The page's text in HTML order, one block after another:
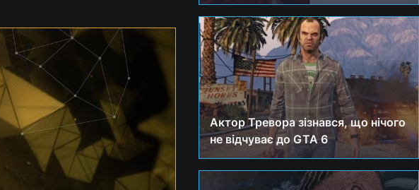
Актор Тревора зізнався, що нічого
не відчуває до GTA 6